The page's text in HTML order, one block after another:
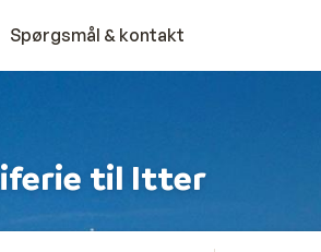
Spørgsmål & kontakt
til Itter